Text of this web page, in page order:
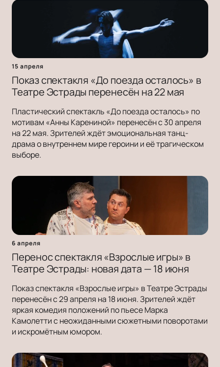
15 апреля
Показ спектакля «До поезда осталось» в
Театре Эстрады перенесён на 22 мая
Пластический спектакль «До поезда осталось» по
мотивам «Анны Карениной» перенесён с 30 апреля
на 22 мая. Зрителей ждёт эмоциональная танц-
драма о внутреннем мире героини и её трагическом
выборе.
6 апреля
Перенос спектакля «Взрослые игры» в
Театре Эстрады: новая дата — 18 июня
Показ спектакля «Взрослые игры» в Театре Эстрады
перенесён с 29 апреля на 18 июня. Зрителей ждёт
яркая комедия положений по пьесе Марка
Камолетти с неожиданными сюжетными поворотами
и искромётным юмором.